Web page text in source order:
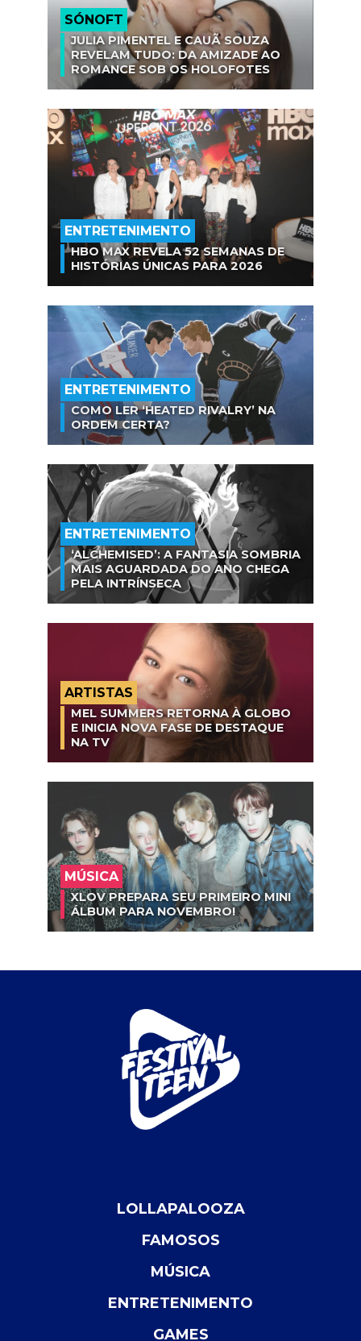
SÓNOFT
JULIA PIMENTEL E CAUÃ SOUZA
REVELAM TUDO: DA AMIZADE AO
ROMANCE SOB OS HOLOFOTES
ENTRETENIMENTO
HBO MAX REVELA 52 SEMANAS DE
HISTÓRIAS ÚNICAS PARA 2026
ENTRETENIMENTO
COMO LER ‘HEATED RIVALRY’ NA
ORDEM CERTA?
ENTRETENIMENTO
‘ALCHEMISED’: A FANTASIA SOMBRIA
MAIS AGUARDADA DO ANO CHEGA
PELA INTRÍNSECA
ARTISTAS
MEL SUMMERS RETORNA À GLOBO
E INICIA NOVA FASE DE DESTAQUE
NA TV
MÚSICA
XLOV PREPARA SEU PRIMEIRO MINI
ÁLBUM PARA NOVEMBRO!
LOLLAPALOOZA
FAMOSOS
MÚSICA
ENTRETENIMENTO
GAMES